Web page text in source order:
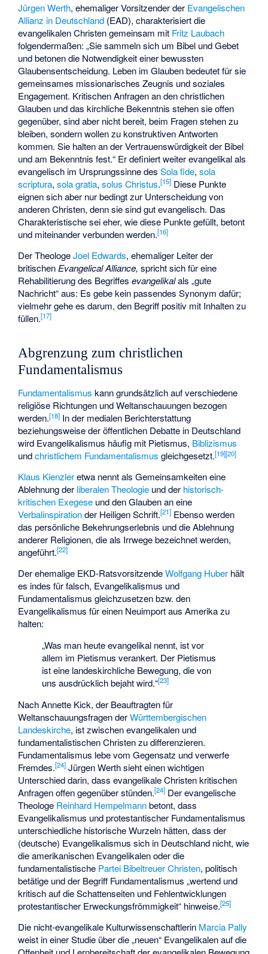
Jürgen Werth, ehemaliger Vorsitzender der Evangelischen
Allianz in Deutschland (EAD), charakterisiert die
evangelikalen Christen gemeinsam mit Fritz Laubach
folgendermaßen: „Sie sammeln sich um Bibel und Gebet
und betonen die Notwendigkeit einer bewussten
Glaubensentscheidung. Leben im Glauben bedeutet für sie
gemeinsames missionarisches Zeugnis und soziales
Engagement. Kritischen Anfragen an den christlichen
Glauben und das kirchliche Bekenntnis stehen sie offen
gegenüber, sind aber nicht bereit, beim Fragen stehen zu
bleiben, sondern wollen zu konstruktiven Antworten
kommen. Sie halten an der Vertrauenswürdigkeit der Bibel
und am Bekenntnis fest.“ Er definiert weiter evangelikal als
evangelisch im Ursprungssinne desSola fide,sola
scriptura,sola gratia,solus Christus.[15] Diese Punkte
eignen sich aber nur bedingt zur Unterscheidung von
anderen Christen, denn sie sind gut evangelisch. Das
Charakteristische sei eher, wie diese Punkte gefüllt, betont
und miteinander verbunden werden.[16]
Der TheologeJoel Edwards, ehemaliger Leiter der
britischen Evangelical Alliance, spricht sich für eine
Rehabilitierung des Begriffesevangelikalals „gute
Nachricht“ aus: Es gebe kein passendes Synonym dafür;
vielmehr gehe es darum, den Begriff positiv mit Inhalten zu
füllen.[17]
Abgrenzung zum christlichen
Fundamentalismus
Fundamentalismus kann grundsätzlich auf verschiedene
religiöse Richtungen und Weltanschauungen bezogen
werden.[18] In der medialen Berichterstattung
beziehungsweise der öffentlichen Debatte in Deutschland
wird Evangelikalismus häufig mit Pietismus, Biblizismus
undchristlichem Fundamentalismus gleichgesetzt.[19][20]
Klaus Kienzleretwa nennt als Gemeinsamkeiten eine
Ablehnung der liberalen Theologie und der historisch-
kritischen Exegese und den Glauben an eine
Verbalinspirationder Heiligen Schrift.[21] Ebenso werden
das persönliche Bekehrungserlebnis und die Ablehnung
anderer Religionen, die als Irrwege bezeichnet werden,
angeführt.[22]
Der ehemalige EKD-RatsvorsitzendeWolfgang Huber hält
es indes für falsch, Evangelikalismus und
Fundamentalismus gleichzusetzen bzw. den
Evangelikalismus für einen Neuimport aus Amerika zu
halten:
„Was man heute evangelikal nennt, ist vor
allem im Pietismus verankert. Der Pietismus
ist eine landeskirchliche Bewegung, die von
uns ausdrücklich bejaht wird.“[23]
Nach Annette Kick, der Beauftragten für
Weltanschauungsfragen derWürttembergischen
Landeskirche, ist zwischen evangelikalen und
fundamentalistischen Christen zu differenzieren.
Fundamentalismus lebe vom Gegensatz und verwerfe
Fremdes.[24] Jürgen Werth sieht einen wichtigen
Unterschied darin, dass evangelikale Christen kritischen
Anfragen offen gegenüber stünden.[24] Der evangelische
Theologe Reinhard Hempelmannbetont, dass
Evangelikalismus und protestantischer Fundamentalismus
unterschiedliche historische Wurzeln hätten, dass der
(deutsche) Evangelikalismus sich in Deutschland nicht, wie
die amerikanischen Evangelikalen oder die
fundamentalistische Partei Bibeltreuer Christen, politisch
betätige und der Begriff Fundamentalismus „wertend und
kritisch auf die Schattenseiten und Fehlentwicklungen
protestantischer Erweckungsfrömmigkeit“ hinweise.[25]
Die nicht-evangelikale Kulturwissenschaftlerin Marcia Pally
weist in einer Studie über die „neuen“ Evangelikalen auf die